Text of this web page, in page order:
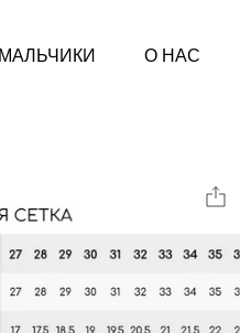
МАЛЬЧИКИ О НАС